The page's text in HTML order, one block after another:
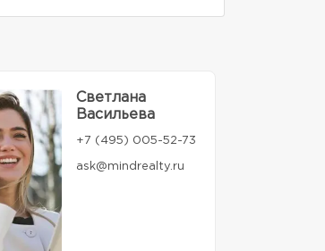
Светлана
Васильева
+7 (495) 005-52-73
ask@mindrealty.ru